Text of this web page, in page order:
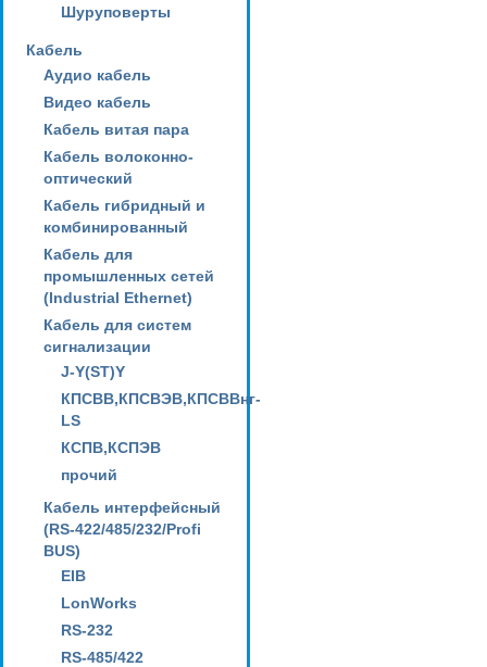
Шуруповерты
Кабель
Аудио кабель
Видео кабель
Кабель витая пара
Кабель волоконно-
оптический
Кабель гибридный и
комбинированный
Кабель для
промышленных сетей
(Industrial Ethernet)
Кабель для систем
сигнализации
J-Y(ST)Y
КПСВВ,КПСВЭВ,КПСВВнг-
LS
КСПВ,КСПЭВ
прочий
Кабель интерфейсный
(RS-422/485/232/Profi
BUS)
EIB
LonWorks
RS-232
RS-485/422